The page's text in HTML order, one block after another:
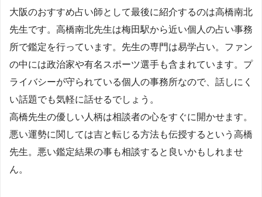
大阪のおすすめ占い師として最後に紹介するのは高橋南北
先生です。高橋南北先生は梅田駅から近い個人の占い事務
所で鑑定を行っています。先生の専門は易学占い。ファン
の中には政治家や有名スポーツ選手も含まれています。プ
ライバシーが守られている個人の事務所なので、話しにく
い話題でも気軽に話せるでしょう。
高橋先生の優しい人柄は相談者の心をすぐに開かせます。
悪い運勢に関しては吉と転じる方法も伝授するという高橋
先生。悪い鑑定結果の事も相談すると良いかもしれませ
ん。